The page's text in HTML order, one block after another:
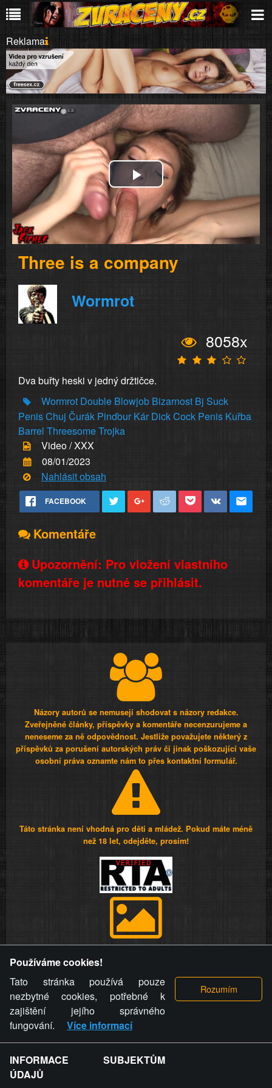
Reklama
Play
Video
Three is a company
Wormrot
8058x
Dva buřty heski v jedný držtičce.
Wormrot Double Blowjob Bizarnost Bj Suck
PenisChuj Čurák Pinďour Kár DickCock Penis Kuřba
Barrel ThreesomeTrojka
Video / XXX
08/01/2023
Nahlásit obsah
FACEBOOK
Komentáře
Upozornění: Pro vložení vlastního
komentáře je nutné se přihlásit.
Názory autorů se nemusejí shodovat s názory redakce.
Zveřejněné články, příspěvky a komentáře necenzurujeme a
neneseme za ně odpovědnost. Jestliže považujete některý z
příspěvků za porušení autorských práv či jinak poškozující vaše
osobní práva oznamte nám to přes kontaktní formulář.
Táto stránka není vhodná pro děti a mládež. Pokud máte méně
než 18 let, odejděte, prosím!
videa a komentáře. Osoba, které se toto opatření provozovatele
stránky týče, ani osoba, která umístila fotografii nebo video na
stránku, nemůže z důvodu odstranění fotografie, videa nebo
komentáře pro výše uvedenou okolnost uplatnit vůči
provozovateli stránky žádný nárok na náhradu škody nebo
nemajetkové újmy.
ZVRÁCENÝ.CZ - Svět není zvrácenej. To jen
Používáme cookies!
Tato stránka používá pouze
nezbytné cookies, potřebné k
zajištění jejího správného
fungování.
Více informací
INFORMACE SUBJEKTŮM
ÚDAJŮ